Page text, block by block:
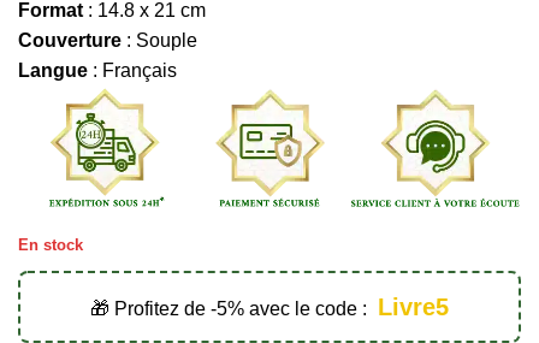
Format : 14.8 x 21 cm
Couverture : Souple
Langue : Français
En stock
🎁 Profitez de -5% avec le code : Livre5